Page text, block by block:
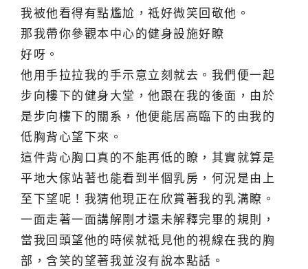
我被他看得有點尷尬，祗好微笑回敬他。
那我帶你參觀本中心的健身設施好瞭
好呀。
他用手拉拉我的手示意立刻就去。我們便一起
步向樓下的健身大堂，他跟在我的後面，由於
是步向樓下的關系，他便能居高臨下的由我的
低胸背心望下來。
這件背心胸口真的不能再低的瞭，其實就算是
平地大傢站著也能看到半個乳房，何況是由上
至下望呢！我猜他現正在欣賞著我的乳溝瞭。
一面走著一面講解剛才還未解釋完畢的規則，
當我回頭望他的時候就祗見他的視線在我的胸
部，含笑的望著我並沒有說本點話。